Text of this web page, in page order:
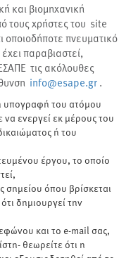
και βιομηχανική
τους χρήστες του site
οποιοδήποτε πνευματικό
παραβιαστεί,
τις ακόλουθες
info@esape.gr.
υπογραφή του ατόμου
ενεργεί εκ μέρους του
ή του
έργου, το οποίο
σημείου όπου βρίσκεται
δημιουργεί την
και το e-mail σας,
θεωρείτε ότι η